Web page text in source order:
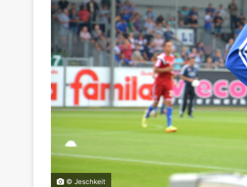
© Jeschkeit